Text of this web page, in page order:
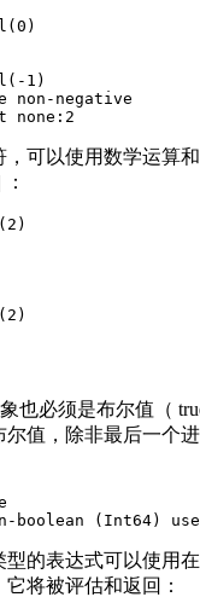
1)
non-negative
，可以使用数学运算
也必须是布尔值（
尔值，除非最后一个
的表达式可以使用
将被评估和返回：